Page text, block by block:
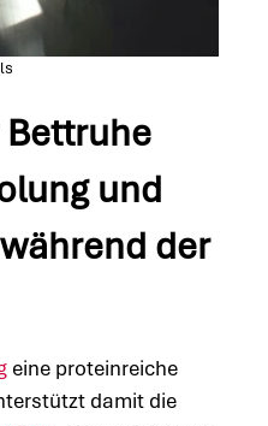
und
der
eine proteinreiche
damit die